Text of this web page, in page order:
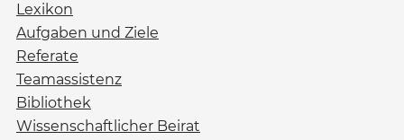
Lexikon
Aufgaben und Ziele
Referate
Teamassistenz
Bibliothek
Wissenschaftlicher Beirat